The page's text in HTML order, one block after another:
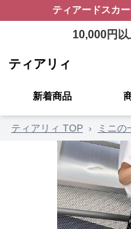
ティアードスカー
10,000円以
ティアリィ
新着商品
ティアリィ TOP › ミニの